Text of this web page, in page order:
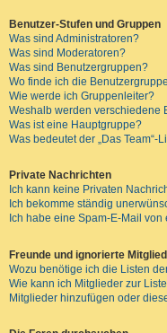
Benutzer-Stufen und Gruppen
Was sind Administratoren?
Was sind Moderatoren?
Was sind Benutzergruppen?
Wo finde ich die
Wie werde ich Gruppenleiter?
Weshalb werden verschiedene
Was ist eine Hauptgruppe?
Was bedeutet der „Das Team“-
Private Nachrichten
Ich kann keine Privaten
Ich bekomme ständig
Ich habe eine Spam-E-Mail
Freunde und ignorierte
Wozu benötige ich die Listen
Wie kann ich Mitglieder zur
Mitglieder hinzufügen oder